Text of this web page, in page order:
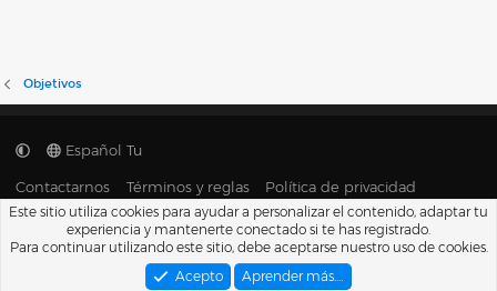
Objetivos
Español Tu
Contactarnos Términos y reglas
Política de privacidad
Ayuda
Portal
R
S
S
Community platform by XenForo® © 2010-2026 XenForo Ltd.
XenFacil.com. © 2010-2019
Este sitio utiliza cookies para ayudar a personalizar el contenido, adaptar tu
experiencia y mantenerte conectado si te has registrado.
Para continuar utilizando este sitio, debe aceptarse nuestro uso de cookies.
Acepto
Aprender más.…